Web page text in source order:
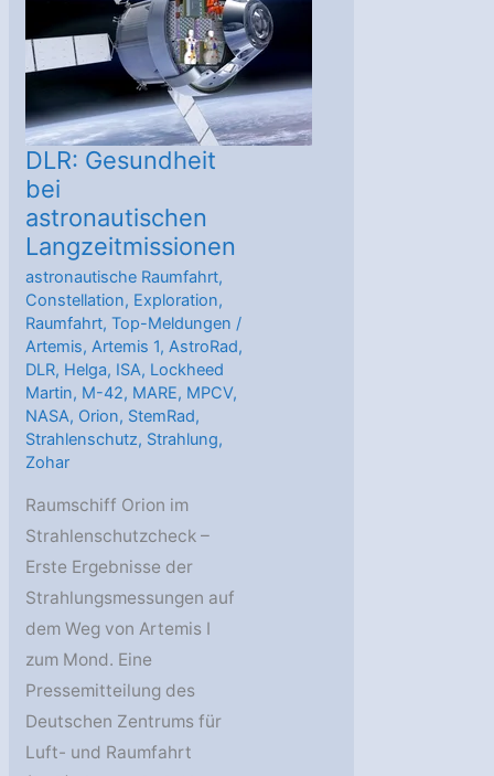
DLR: Gesundheit
bei
astronautischen
Langzeitmissionen
astronautische Raumfahrt,
Constellation, Exploration,
Raumfahrt,Top-Meldungen /
Artemis,Artemis 1,AstroRad,
DLR, Helga, ISA, Lockheed
Martin, M-42, MARE, MPCV,
NASA, Orion, StemRad,
Strahlenschutz, Strahlung,
Zohar
Raumschiff Orion im
Strahlenschutzcheck –
Erste Ergebnisse der
Strahlungsmessungen auf
dem Weg von Artemis I
zum Mond. Eine
Pressemitteilung des
Deutschen Zentrums für
Luft- und Raumfahrt